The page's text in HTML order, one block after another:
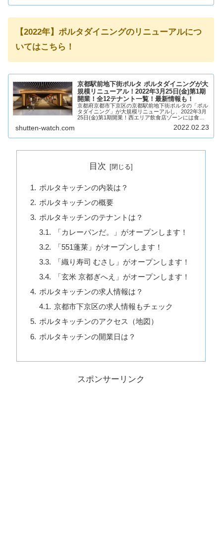
【2022年】ポルタダイニングのリニューアルにつ
いてはこちら！
京都駅前地下街ポルタ ポルタダイニングが大
規模リニューアル！2022年3月25日(金)第1期
開業！全12テナント一覧！最新情報も！
京都府京都市下京区の京都駅前地下街ポルタの「ポル
タダイニング」が大規模リニューアルし、2022年3月
25日(金)第1期開業！西エリア飲食店ゾーンには食を
ポルタの西エリア飲食店ゾーンの大規模リ...
shutten-watch.com 2022.02.23
目次
ポルタキッチンの内装は？
ポルタキッチンの概要
ポルタキッチンのテナントは？
「カレーパンだ。」がオープンします！
「551蓬莱」がオープンします！
「織り寿司 むさし」がオープンします！
「玄米 京都ぎへえ」がオープンします！
ポルタキッチンの求人情報は？
京都市下京区の求人情報もチェック
ポルタキッチンのアクセス（地図）
ポルタキッチンの開業日は？
スポンサーリンク